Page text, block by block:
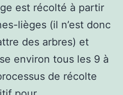
est récolté à partir
lièges (il n’est donc
des arbres) et
environ tous les 9 à
de récolte